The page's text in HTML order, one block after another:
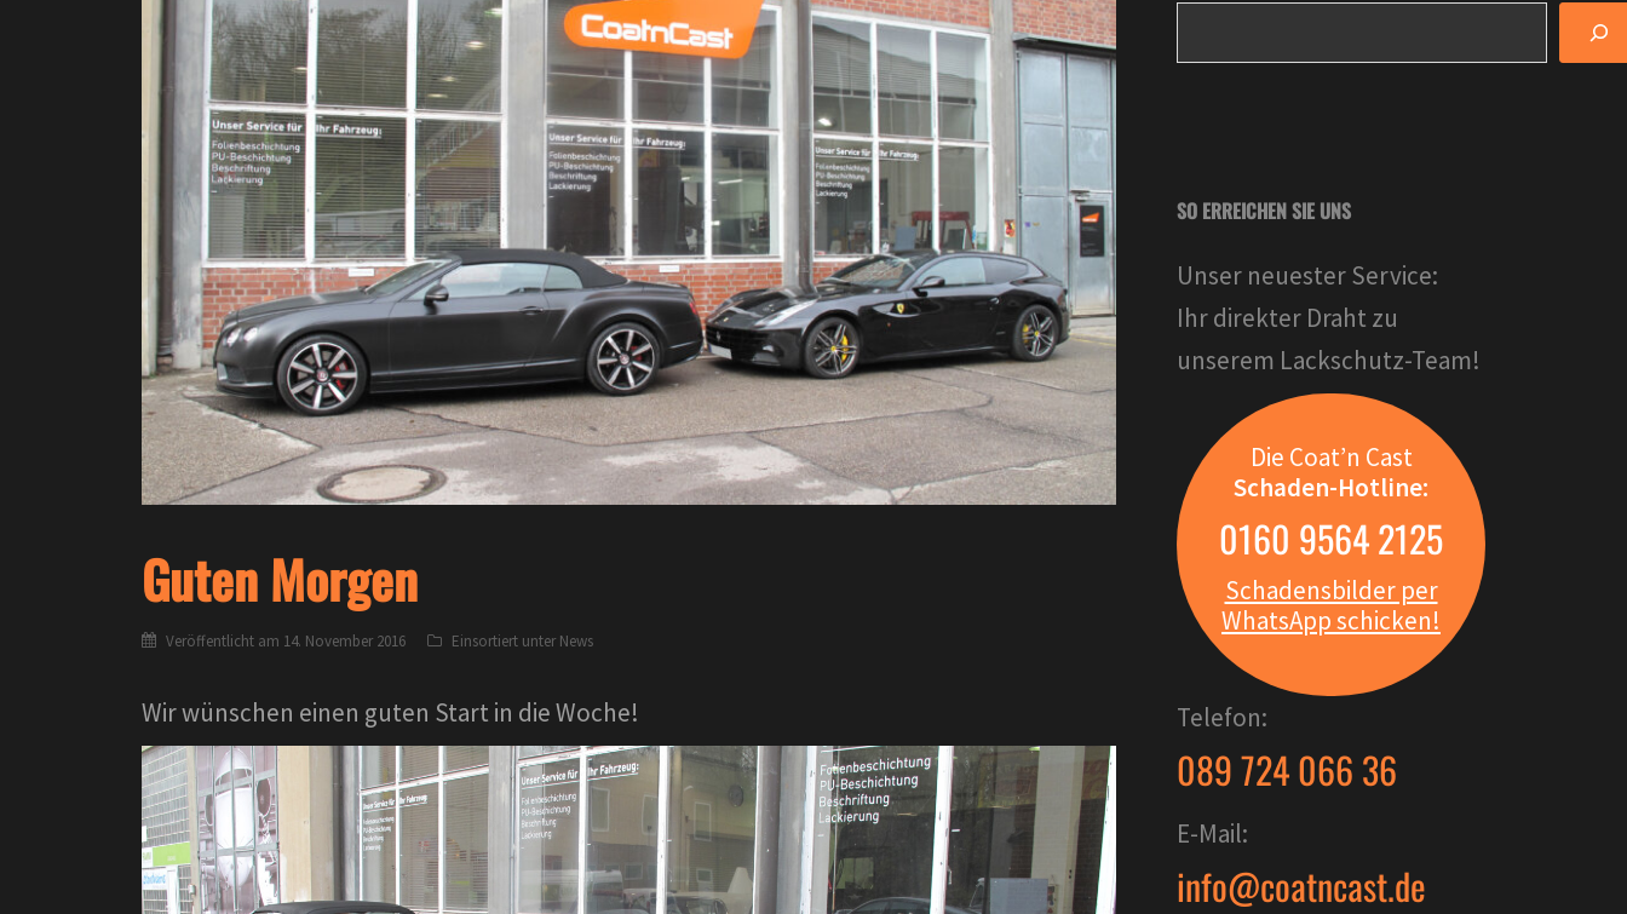
Guten Morgen
Veröffentlicht am 14. November 2016 Einsortiert unter News
Wir wünschen einen guten Start in die Woche!
SO ERREICHEN SIE UNS
Unser neuester Service:
Ihr direkter Draht zu
unserem Lackschutz-Team!
Die Coat’n Cast
Schaden-Hotline:
0160 9564 2125
Schadensbilder per
WhatsApp schicken!
Telefon:
089 724 066 36
E-Mail:
info@coatncast.de